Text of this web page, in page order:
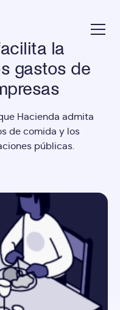
la
gastos de
Hacienda admita
de comida y los
públicas.